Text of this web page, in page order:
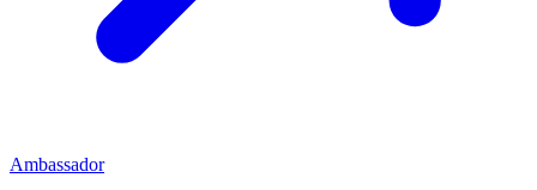
Ambassador